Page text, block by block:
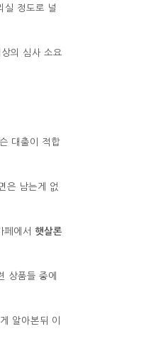
실 정도로 널
의 심사 소요
대출이 적합
은 남는게 없
페에서
햇살론
상품들 중에
알아본뒤 이